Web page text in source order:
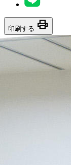
印刷する print